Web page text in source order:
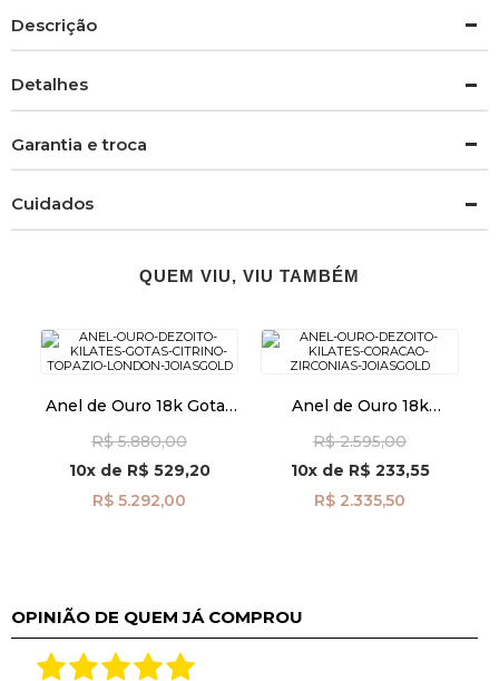
Descrição
Detalhes
Garantia e troca
Cuidados
QUEM VIU, VIU TAMBÉM
Anel de Ouro 18k Gotas
London com Diamantes
an39616
R$ 5.880,00
10xde R$ 529,20
R$ 5.292,00
Anel de Ouro 18k
an41957
R$ 2.595,00
10xde R$ 233,55
R$ 2.335,50
OPINIÃO DE QUEM JÁ COMPROU